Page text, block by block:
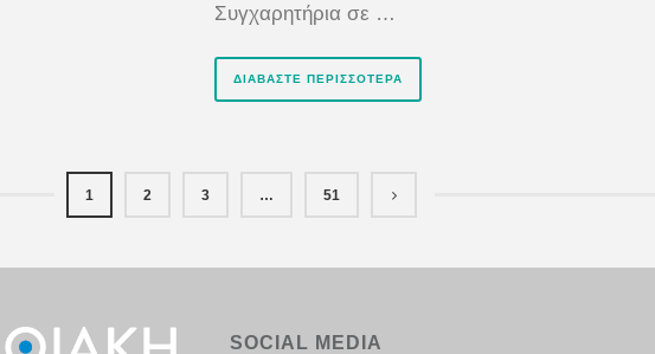
Συγχαρητήρια σε …
ΔΙΑΒΆΣΤΕ ΠΕΡΙΣΣΌΤΕΡΑ
1 2 3 … 51
SOCIAL MEDIA